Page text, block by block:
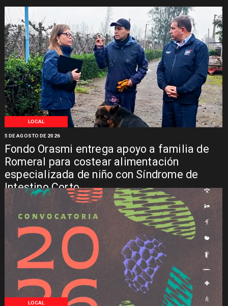
LOCAL
Fondo Orasmi entrega apoyo a familia de
Romeral para costear alimentación
especializada de niño con Síndrome de
Intestino Corto
5 DE AGOSTO DE 2026
LOCAL